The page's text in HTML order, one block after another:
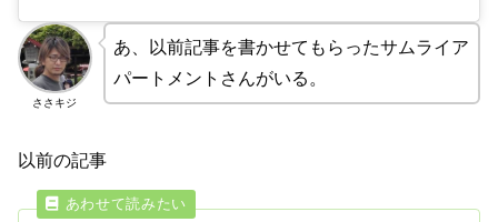
ささキジ
あ、以前記事を書かせてもらったサムライア
パートメントさんがいる。
以前の記事